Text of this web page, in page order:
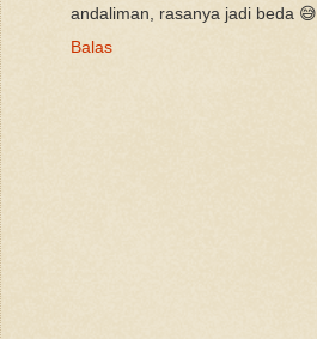
andaliman, rasanya jadi beda 😅
Balas